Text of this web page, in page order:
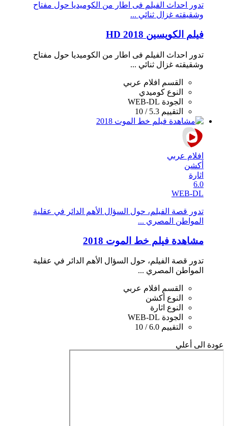
تدور احداث الفيلم فى اطار من الكوميديا حول مفتاح
وشقيقته غزال ثنائي ...
فيلم الكويسين 2018 HD
تدور احداث الفيلم فى اطار من الكوميديا حول مفتاح
وشقيقته غزال ثنائي ...
القسم
افلام عربي
النوع كوميدي
الجودة WEB-DL
التقييم 5.3 / 10
افلام عربي
أكشن
اثارة
6.0
WEB-DL
تدور قصة الفيلم، حول السؤال الأهم الدائر في عقلية
المواطن المصري ...
مشاهدة فيلم خط الموت 2018
تدور قصة الفيلم، حول السؤال الأهم الدائر في عقلية
المواطن المصري ...
القسم
افلام عربي
النوع أكشن
النوع اثارة
الجودة WEB-DL
التقييم 6.0 / 10
عودة الى أعلي